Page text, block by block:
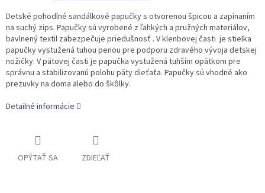
Detské pohodlné sandálkové papučky s otvorenou špicou a zapínaním
na suchý zips. Papučky sú vyrobené z ľahkých a pružných materiálov,
bavlnený textil zabezpečuje priedušnosť . V klenbovej časti je stielka
papučky vystužená tuhou penou pre podporu zdravého vývoja detskej
nožičky. V pätovej časti je papučka vystužená tuhším opätkom pre
správnu a stabilizovanú polohu päty dieťaťa. Papučky sú vhodné ako
prezuvky na doma alebo do škôlky.
Detailné informácie
OPÝTAŤ SA ZDIEĽAŤ